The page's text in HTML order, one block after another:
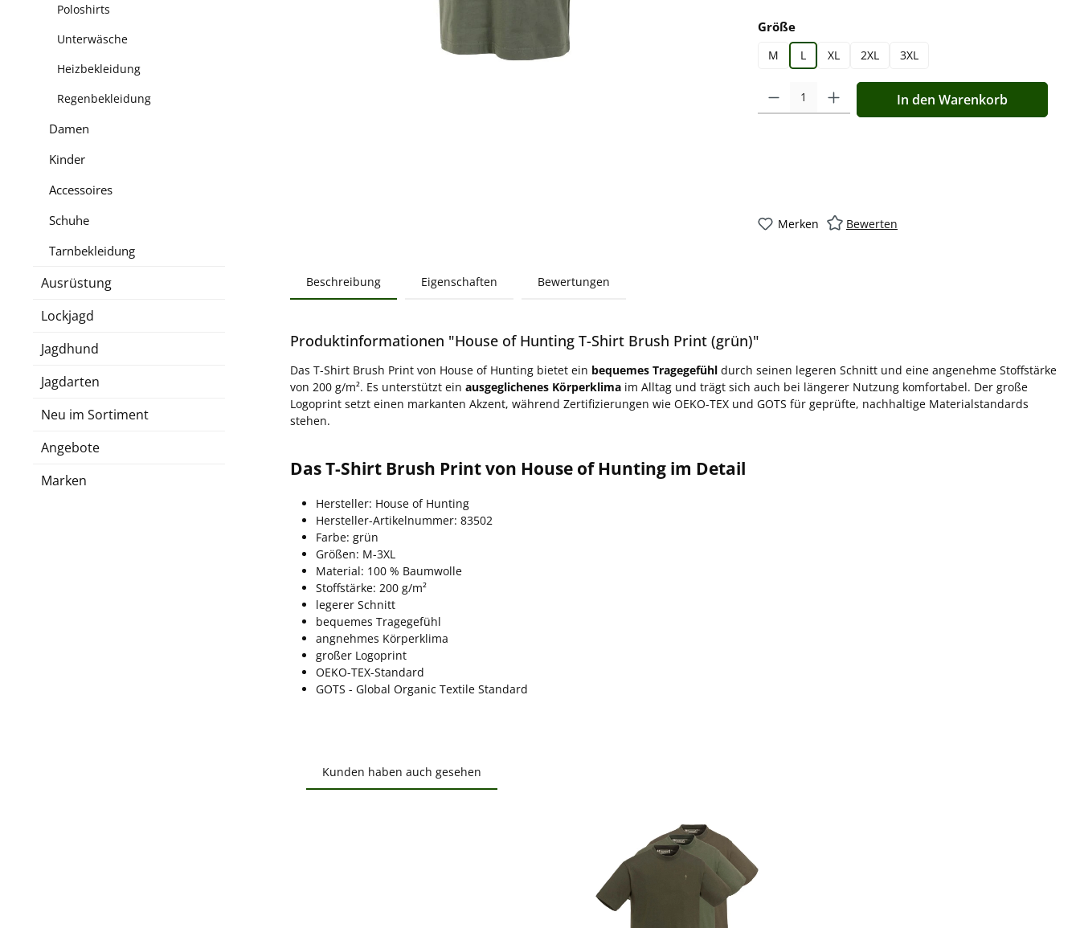
Poloshirts
Unterwäsche
Heizbekleidung
Regenbekleidung
Damen
Kinder
Accessoires
Schuhe
Tarnbekleidung
Ausrüstung
Lockjagd
Jagdhund
Jagdarten
Neu im Sortiment
Angebote
Marken
Größeauswählen
M L XL 2XL 3XL
Produkt Anzahl: Gib den gewünschten Wert ein oder
In den Warenkorb
Merken Bewerten
Beschreibung Eigenschaften Bewertungen
Produktinformationen "House of Hunting T-Shirt Brush Print (grün)"
Das T-Shirt Brush Print von House of Hunting bietet ein bequemes Tragegefühl durch seinen legeren Schnitt und eine angenehme Stoffstärke
von 200 g/m². Es unterstützt ein ausgeglichenes Körperklima im Alltag und trägt sich auch bei längerer Nutzung komfortabel. Der große
Logoprint setzt einen markanten Akzent, während Zertifizierungen wie OEKO-TEX und GOTS für geprüfte, nachhaltige Materialstandards
stehen.
Das T-Shirt Brush Print von House of Hunting im Detail
Hersteller: House of Hunting
Hersteller-Artikelnummer: 83502
Farbe: grün
Größen: M-3XL
Material: 100 % Baumwolle
Stoffstärke: 200 g/m²
legerer Schnitt
bequemes Tragegefühl
angnehmes Körperklima
großer Logoprint
OEKO-TEX-Standard
GOTS - Global Organic Textile Standard
Kunden haben auch gesehen